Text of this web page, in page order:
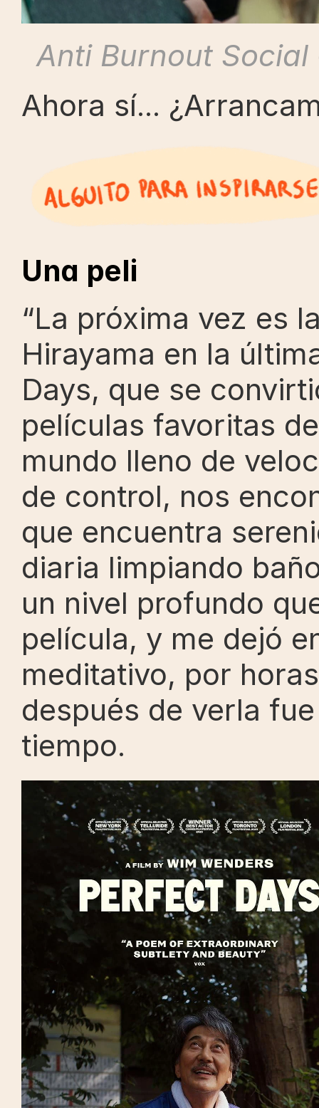
Anti Burnout Social
Ahora sí...
Una peli
“La próxima vez es
Hirayama en la
Days, que se
películas favoritas
mundo lleno de
de control, nos
que encuentra
diaria limpiando
un nivel profundo
película, y me dejó
meditativo, por
después de verla
tiempo.